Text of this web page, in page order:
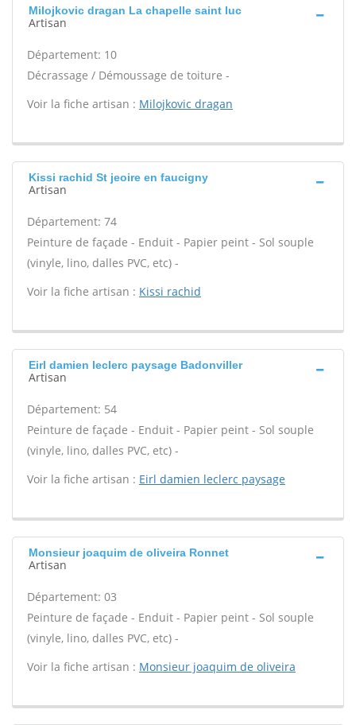
Milojkovic dragan La chapelle saint luc
Artisan
Département: 10
Décrassage / Démoussage de toiture -
Voir la fiche artisan : Milojkovic dragan
Kissi rachid St jeoire en faucigny
Artisan
Département: 74
Peinture de façade - Enduit - Papier peint - Sol souple
(vinyle, lino, dalles PVC, etc) -
Voir la fiche artisan : Kissi rachid
Eirl damien leclerc paysage Badonviller
Artisan
Département: 54
Peinture de façade - Enduit - Papier peint - Sol souple
(vinyle, lino, dalles PVC, etc) -
Voir la fiche artisan : Eirl damien leclerc paysage
Monsieur joaquim de oliveira Ronnet
Artisan
Département: 03
Peinture de façade - Enduit - Papier peint - Sol souple
(vinyle, lino, dalles PVC, etc) -
Voir la fiche artisan : Monsieur joaquim de oliveira